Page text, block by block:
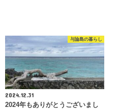
与論島の暮らし
2024.12.31
2024年もありがとうございまし